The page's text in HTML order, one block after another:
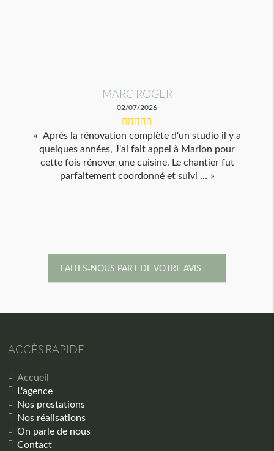
MARC ROGER
02/07/2026
Après la rénovation complète d'un studio il y a
quelques années, J'ai fait appel à Marion pour
cette fois rénover une cuisine. Le chantier fut
parfaitement coordonné et suivi ...
FAITES-NOUS PART DE VOTRE AVIS
ACCÈS RAPIDE
Accueil
L'agence
Nos prestations
Nos réalisations
On parle de nous
Contact